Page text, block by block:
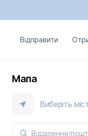
Відправити
Мапа
Виберіть